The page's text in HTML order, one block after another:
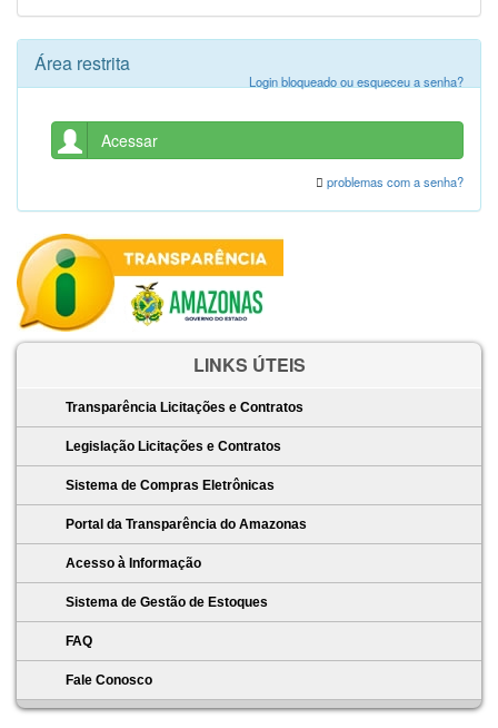
Área restrita
Login bloqueado ou esqueceu a senha?
Acessar
problemas com a senha?
LINKS ÚTEIS
Transparência Licitações e Contratos
Legislação Licitações e Contratos
Sistema de Compras Eletrônicas
Portal da Transparência do Amazonas
Acesso à Informação
Sistema de Gestão de Estoques
FAQ
Fale Conosco